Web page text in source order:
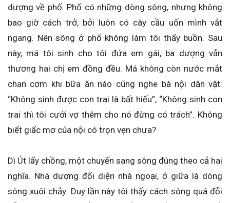
dượng về phố. Phố có những dòng sông, nhưng không
bao giờ cách trở, bởi luôn có cây cầu uốn mình vắt
ngang. Nên sông ở phố không làm tôi thấy buồn. Sau
này, má tôi sinh cho tôi đứa em gái, ba dượng vẫn
thương hai chị em đồng đều. Má không còn nước mắt
chan cơm khi bữa ăn nào cũng nghe bà nội dằn vặt:
“Không sinh được con trai là bất hiếu”, “Không sinh con
trai thì tôi cưới vợ thêm cho nó đừng có trách”. Không
biết giấc mơ của nội có trọn vẹn chưa?
Dì Út lấy chồng, một chuyến sang sông đúng theo cả hai
nghĩa. Nhà dượng đối diện nhà ngoại, ở giữa là dòng
sông xuôi chảy. Duy lần này tôi thấy cách sông quá đỗi